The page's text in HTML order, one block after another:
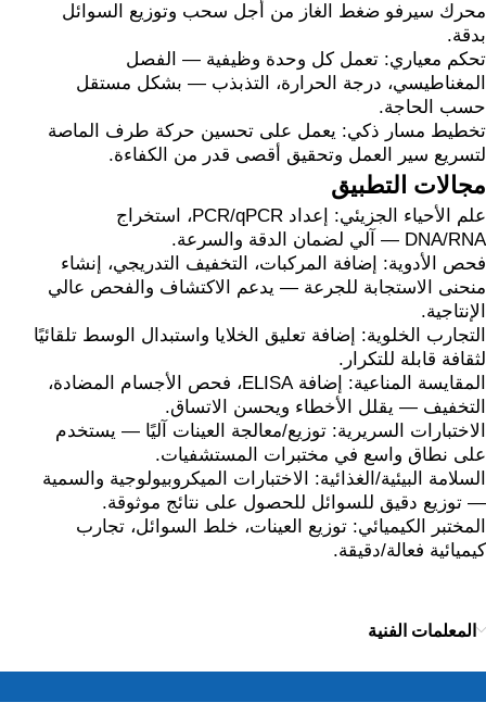
محرك سيرفو ضغط الغاز من أجل سحب وتوزيع السوائل
بدقة.
تحكم معياري: تعمل كل وحدة وظيفية — الفصل
المغناطيسي، درجة الحرارة، التذبذب — بشكل مستقل
حسب الحاجة.
تخطيط مسار ذكي: يعمل على تحسين حركة طرف الماصة
لتسريع سير العمل وتحقيق أقصى قدر من الكفاءة.
مجالات التطبيق
علم الأحياء الجزيئي: إعداد PCR/qPCR، استخراج
DNA/RNA — آلي لضمان الدقة والسرعة.
فحص الأدوية: إضافة المركبات، التخفيف التدريجي، إنشاء
منحنى الاستجابة للجرعة — يدعم الاكتشاف والفحص عالي
الإنتاجية.
التجارب الخلوية: إضافة تعليق الخلايا واستبدال الوسط تلقائيًا
لثقافة قابلة للتكرار.
المقايسة المناعية: إضافة ELISA، فحص الأجسام المضادة،
التخفيف — يقلل الأخطاء ويحسن الاتساق.
الاختبارات السريرية: توزيع/معالجة العينات آليًا — يستخدم
على نطاق واسع في مختبرات المستشفيات.
السلامة البيئية/الغذائية: الاختبارات الميكروبيولوجية والسمية
— توزيع دقيق للسوائل للحصول على نتائج موثوقة.
المختبر الكيميائي: توزيع العينات، خلط السوائل، تجارب
كيميائية فعالة/دقيقة.
المعلمات الفنية